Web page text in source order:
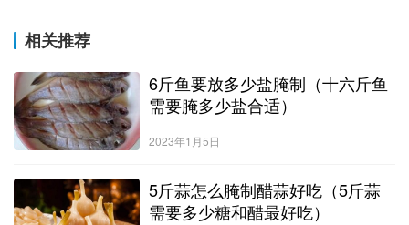
相关推荐
6斤鱼要放多少盐腌制（十六斤鱼
需要腌多少盐合适）
2023年1月5日
5斤蒜怎么腌制醋蒜好吃（5斤蒜
需要多少糖和醋最好吃）